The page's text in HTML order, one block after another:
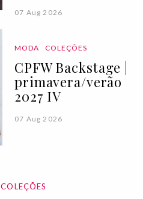
07 Aug 2026
MODA COLEÇÕES
CPFW Backstage |
primavera/verão
2027 IV
07 Aug 2026
COLEÇÕES